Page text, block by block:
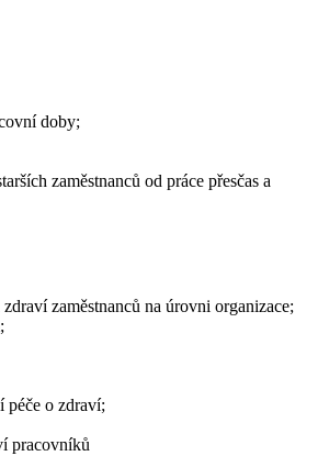
doby;
zaměstnanců od práce přesčas a
zaměstnanců na úrovni organizace;
péče o zdraví;
pracovníků